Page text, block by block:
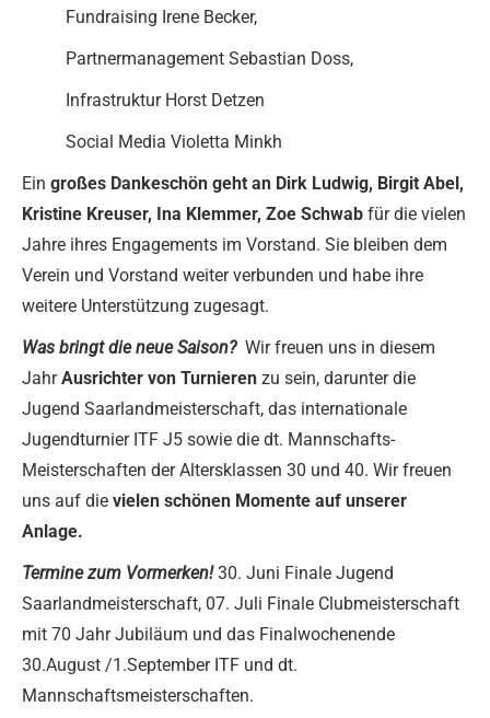
Fundraising Irene Becker,
Partnermanagement Sebastian Doss,
Infrastruktur Horst Detzen
Social Media Violetta Minkh
Ein großes Dankeschön geht an Dirk Ludwig, Birgit Abel,
Kristine Kreuser, Ina Klemmer, Zoe Schwab für die vielen
Jahre ihres Engagements im Vorstand. Sie bleiben dem
Verein und Vorstand weiter verbunden und habe ihre
weitere Unterstützung zugesagt.
Was bringt die neue Saison? Wir freuen uns in diesem
JahrAusrichter von Turnieren zu sein, darunter die
Jugend Saarlandmeisterschaft, das internationale
Jugendturnier ITF J5 sowie die dt. Mannschafts-
Meisterschaften der Altersklassen 30 und 40. Wir freuen
uns auf die vielen schönen Momente auf unserer
Anlage.
Termine zum Vormerken!30. Juni Finale Jugend
Saarlandmeisterschaft, 07. Juli Finale Clubmeisterschaft
mit 70 Jahr Jubiläum und das Finalwochenende
30.August /1.September ITF und dt.
Mannschaftsmeisterschaften.